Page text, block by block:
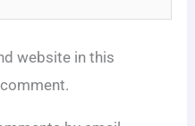
website in this